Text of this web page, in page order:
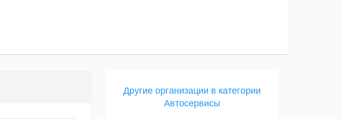
Другие организации в категории
Автосервисы